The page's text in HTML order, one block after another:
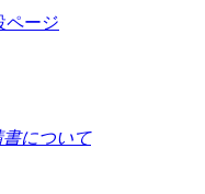
ページ
について